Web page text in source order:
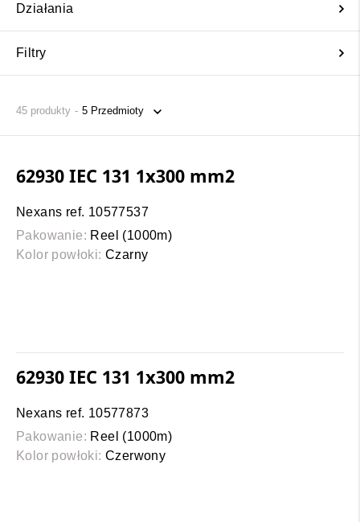
Działania
Filtry
45 produkty
62930 IEC 131 1x300 mm2
Nexans ref. 10577537
Pakowanie: Reel (1000m)
Kolor powłoki: Czarny
62930 IEC 131 1x300 mm2
Nexans ref. 10577873
Pakowanie: Reel (1000m)
Kolor powłoki: Czerwony